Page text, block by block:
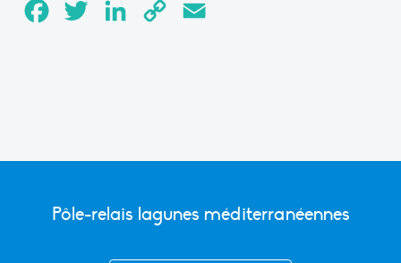
FacebookTwitter LinkedInCopy
Pôle-relais lagunes méditerranéennes